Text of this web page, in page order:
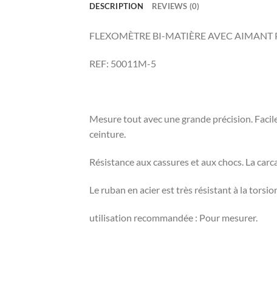
DESCRIPTION REVIEWS (0)
FLEXOMÈTRE BI-MATIÈRE AVEC AIMANT
REF: 50011M-5
Mesure tout avec une grande précision.
ceinture.
Résistance aux cassures et aux chocs. La
Le ruban en acier est très résistant à la
utilisation recommandée : Pour mesurer.